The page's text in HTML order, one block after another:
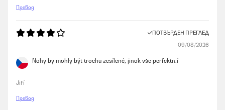
Превод
ПОТВЪРДЕН ПРЕГЛЕД
09/08/2026
Nohy by mohly být trochu zesílené, jinak vše perfektn.í
Jiří
Превод